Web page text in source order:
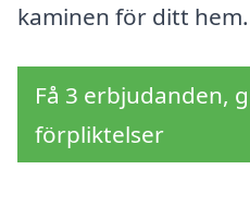
kaminen för ditt hem.
Få 3 erbjudanden,
förpliktelser